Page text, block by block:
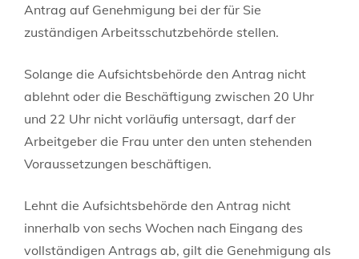
Antrag auf Genehmigung bei der für Sie
zuständigen Arbeitsschutzbehörde stellen.
Solange die Aufsichtsbehörde den Antrag nicht
ablehnt oder die Beschäftigung zwischen 20 Uhr
und 22 Uhr nicht vorläufig untersagt, darf der
Arbeitgeber die Frau unter den unten stehenden
Voraussetzungen beschäftigen.
Lehnt die Aufsichtsbehörde den Antrag nicht
innerhalb von sechs Wochen nach Eingang des
vollständigen Antrags ab, gilt die Genehmigung als